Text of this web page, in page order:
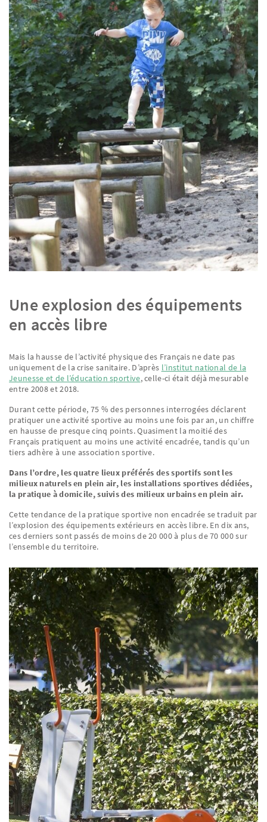
Une explosion des équipements
en accès libre
Mais la hausse de l’activité physique des Français ne date pas
uniquement de la crise sanitaire. D’après l’institut national de la
Jeunesse et de l’éducation sportive, celle-ci était déjà mesurable
entre 2008 et 2018.
Durant cette période, 75 % des personnes interrogées déclarent
pratiquer une activité sportive au moins une fois par an, un chiffre
en hausse de presque cinq points. Quasiment la moitié des
Français pratiquent au moins une activité encadrée, tandis qu’un
tiers adhère à une association sportive.
Dans l’ordre, les quatre lieux préférés des sportifs sont les
milieux naturels en plein air, les installations sportives dédiées,
la pratique à domicile, suivis des milieux urbains en plein air.
Cette tendance de la pratique sportive non encadrée se traduit par
l’explosion des équipements extérieurs en accès libre. En dix ans,
ces derniers sont passés de moins de 20 000 à plus de 70 000 sur
l’ensemble du territoire.